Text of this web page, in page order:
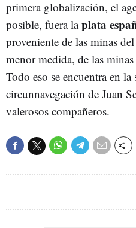
primera globalización, el
posible, fuera laplata
proveniente de las minas
menor medida, de las
Todo eso se encuentra en
circunnavegación de Juan
valerosos compañeros.